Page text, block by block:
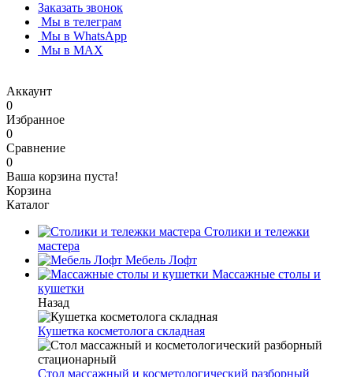
Заказать звонок
Мы в телеграм
Мы в WhatsApp
Мы в MAX
Аккаунт
0
Избранное
0
Сравнение
0
Ваша корзина пуста!
Корзина
Каталог
Столики и тележки
мастера
Мебель Лофт
Массажные столы и
кушетки
Назад
Кушетка косметолога складная
Стол массажный и косметологический разборный